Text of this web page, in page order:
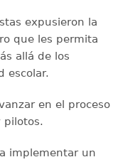
expusieron la
que les permita
allá de los
escolar.
en el proceso
pilotos.
implementar un